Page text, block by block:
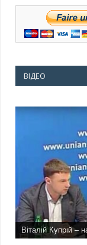
ВІДЕО
Віталій Купрій –